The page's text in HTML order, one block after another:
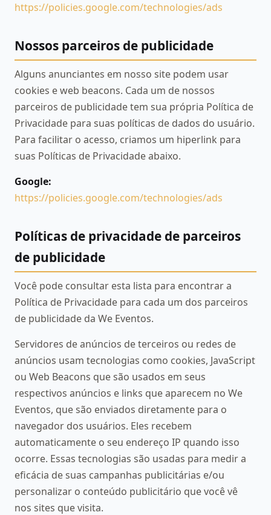
https://policies.google.com/technologies/ads
Nossos parceiros de publicidade
Alguns anunciantes em nosso site podem usar
cookies e web beacons. Cada um de nossos
parceiros de publicidade tem sua própria Política de
Privacidade para suas políticas de dados do usuário.
Para facilitar o acesso, criamos um hiperlink para
suas Políticas de Privacidade abaixo.
Google:
https://policies.google.com/technologies/ads
Políticas de privacidade de parceiros
de publicidade
Você pode consultar esta lista para encontrar a
Política de Privacidade para cada um dos parceiros
de publicidade da We Eventos.
Servidores de anúncios de terceiros ou redes de
anúncios usam tecnologias como cookies, JavaScript
ou Web Beacons que são usados em seus
respectivos anúncios e links que aparecem no We
Eventos, que são enviados diretamente para o
navegador dos usuários. Eles recebem
automaticamente o seu endereço IP quando isso
ocorre. Essas tecnologias são usadas para medir a
eficácia de suas campanhas publicitárias e/ou
personalizar o conteúdo publicitário que você vê
nos sites que visita.